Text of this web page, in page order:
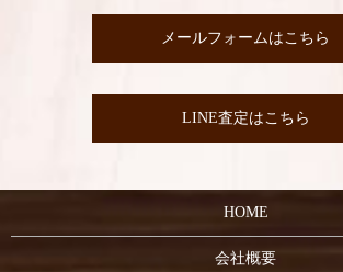
メールフォームはこちら
LINE査定はこちら
HOME
会社概要